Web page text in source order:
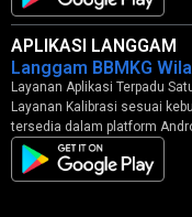
APLIKASI LANGGAM
Langgam BBMKG
Layanan Aplikasi Terpadu
Layanan Kalibrasi sesuai
tersedia dalam platform